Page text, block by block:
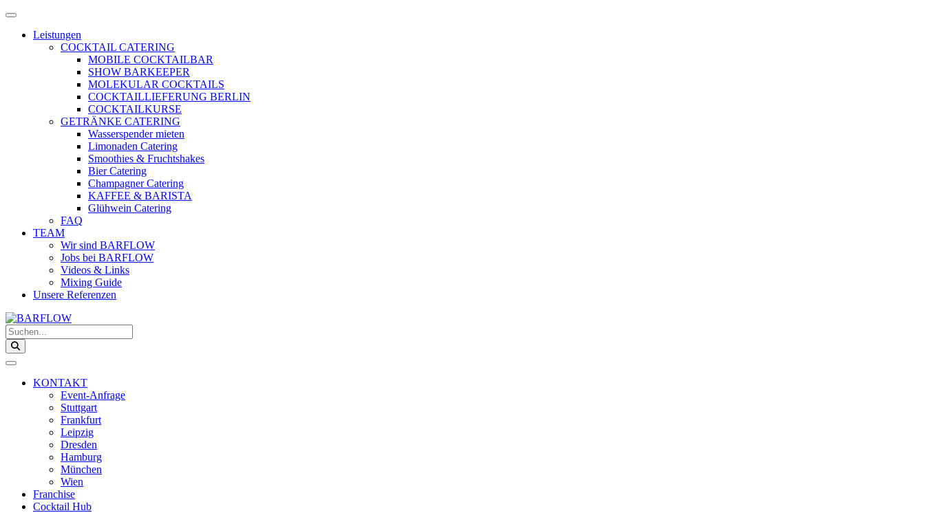
Zum
springen
Menü
öffnenLeistungen
COCKTAIL CATERING
MOBILE COCKTAILBAR
SHOW BARKEEPER
MOLEKULAR COCKTAILS
COCKTAILLIEFERUNG BERLIN
COCKTAILKURSE
GETRÄNKE CATERING
Wasserspender mieten
Limonaden Catering
Smoothies & Fruchtshakes
Bier Catering
Champagner Catering
KAFFEE & BARISTA
Glühwein Catering
FAQ
TEAM
Wir sind BARFLOW
Jobs bei BARFLOW
Videos & Links
Mixing Guide
Unsere Referenzen
Suchen...
KONTAKT
Event-Anfrage
Stuttgart
Frankfurt
Leipzig
Dresden
Hamburg
München
Wien
Franchise
Cocktail Hub